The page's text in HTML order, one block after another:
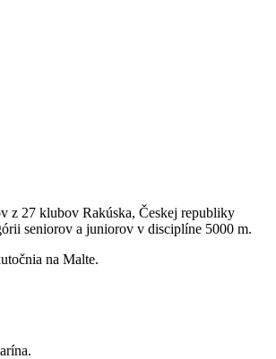
z 27 klubov Rakúska, Českej republiky
seniorov a juniorov v disciplíne 5000 m.
na Malte.